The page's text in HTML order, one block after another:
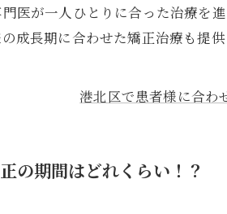
医が一人ひとりに合った治療を
成長期に合わせた矯正治療も提
港北区で患者様に合わ
の期間はどれくらい！？